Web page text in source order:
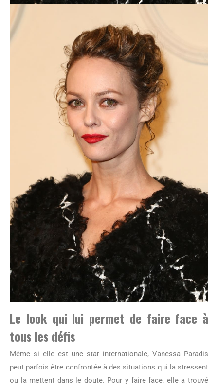
Le look qui lui permet de faire face à
tous les défis
Même si elle est une star internationale, Vanessa Paradis
peut parfois être confrontée à des situations qui la stressent
ou la mettent dans le doute. Pour y faire face, elle a trouvé